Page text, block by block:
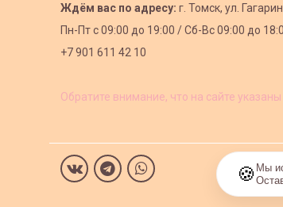
Ждём вас по адресу: г. Томск, ул.
Пн-Пт с09:00 до 19:00 /Сб-Вс 09:00 до
+7 901 611 42 10
Обратите внимание, что на сайте
🍪 Мы